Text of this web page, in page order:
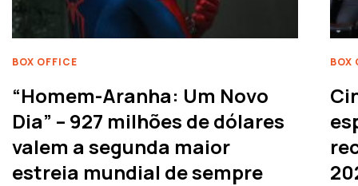
BOX OFFICE
“Homem-Aranha: Um Novo
Dia” – 927 milhões de dólares
valem a segunda maior
estreia mundial de sempre
BOX